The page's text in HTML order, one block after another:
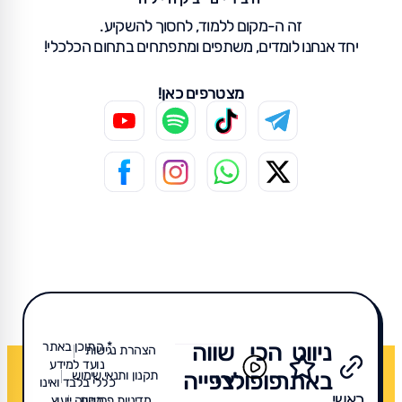
זה ה-מקום ללמוד, לחסוך להשקיע.
יחד אנחנו לומדים, משתפים ומתפתחים בתחום הכלכלי!
מצטרפים כאן!
הכי
פופולרי
ניווט
באתר
שווה
צפייה
* התוכן באתר
נועד למידע
כללי בלבד ואינו
הצהרת נגישות
תקנון ותנאי שימוש